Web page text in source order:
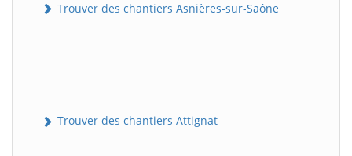
Trouver des chantiers Asnières-sur-Saône
Trouver des chantiers Attignat